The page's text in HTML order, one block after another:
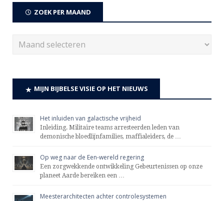
ZOEK PER MAAND
MIJN BIJBELSE VISIE OP HET NIEUWS
Het inluiden van galactische vrijheid
Inleiding. Militaire teams arresteerden leden van
demonische bloedlijnfamilies, maffialeiders, de …
Op weg naar de Een-wereld regering
Een zorgwekkende ontwikkeling Gebeurtenissen op onze
planeet Aarde bereiken een …
Meesterarchitecten achter controlesystemen